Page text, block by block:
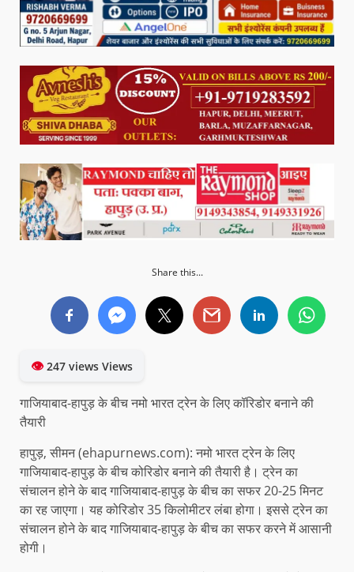
Share this...
👁247 views Views
गाजियाबाद-हापुड़ के बीच नमो भारत ट्रेन के लिए कॉरिडोर बनाने की
तैयारी
हापुड़, सीमन (ehapurnews.com): नमो भारत ट्रेन के लिए
गाजियाबाद-हापुड़ के बीच कोरिडोर बनाने की तैयारी है। ट्रेन का
संचालन होने के बाद गाजियाबाद-हापुड़ के बीच का सफर 20-25 मिनट
का रह जाएगा। यह कोरिडोर 35 किलोमीटर लंबा होगा। इससे ट्रेन का
संचालन होने के बाद गाजियाबाद-हापुड़ के बीच का सफर करने में आसानी
होगी।